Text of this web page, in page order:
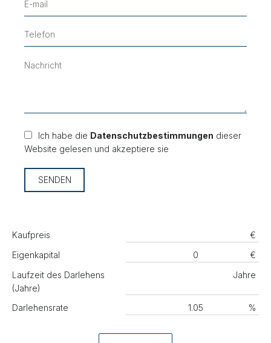
Ich habe die Datenschutzbestimmungen dieser
Website gelesen und akzeptiere sie
SENDEN
Kaufpreis
€
Eigenkapital
€
Laufzeit des Darlehens
(Jahre)
Jahre
Darlehensrate %